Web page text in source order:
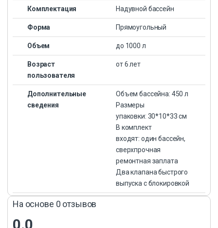
Комплектация Надувной бассейн
Форма Прямоугольный
Объем до 1000 л
Возраст
пользователя
от 6 лет
Дополнительные
сведения
Объем бассейна: 450 л
Размеры
упаковки: 30*10*33 см
В комплект
входят: один бассейн,
сверхпрочная
ремонтная заплата
Два клапана быстрого
выпуска с блокировкой
На основе 0 отзывов
0.0